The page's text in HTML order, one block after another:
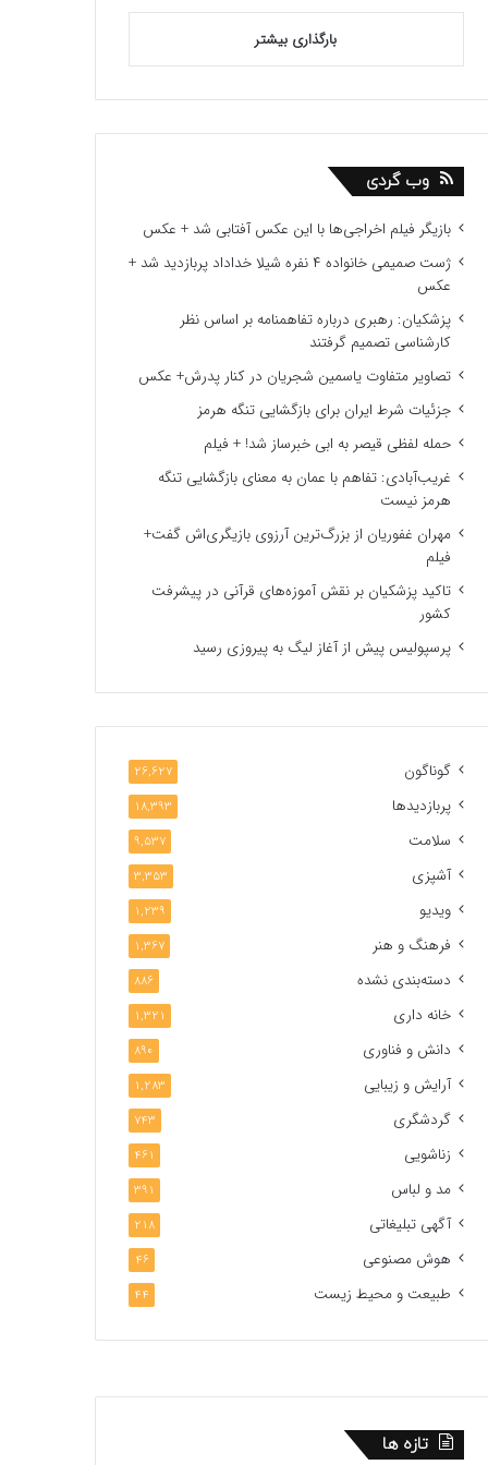
بارگذاری بیشتر
وب گردی
بازیگر فیلم اخراجی‌ها با این عکس آفتابی شد + عکس
ژست صمیمی خانواده ۴ نفره شیلا خداداد پربازدید شد +
عکس
پزشکیان: رهبری درباره تفاهمنامه بر اساس نظر
کارشناسی تصمیم گرفتند
تصاویر متفاوت یاسمین شجریان در کنار پدرش+ عکس
جزئیات شرط ایران برای بازگشایی تنگه هرمز
حمله لفظی قیصر به ابی خبرساز شد! + فیلم
غریب‌آبادی: تفاهم با عمان به معنای بازگشایی تنگه
هرمز نیست
مهران غفوریان از بزرگ‌ترین آرزوی بازیگری‌اش گفت+
فیلم
تاکید پزشکیان بر نقش آموزه‌های قرآنی در پیشرفت
کشور
پرسپولیس پیش از آغاز لیگ به پیروزی رسید
گوناگون 26,627
پربازدیدها 18,393
سلامت 9,537
آشپزی 3,353
ویدیو 1,239
فرهنگ و هنر 1,367
دسته‌بندی نشده 886
خانه داری 1,321
دانش و فناوری 890
آرایش و زیبایی 1,283
گردشگری 743
زناشویی 461
مد و لباس 391
آگهی تبلیغاتی 218
هوش مصنوعی 46
طبیعت و محیط زیست 44